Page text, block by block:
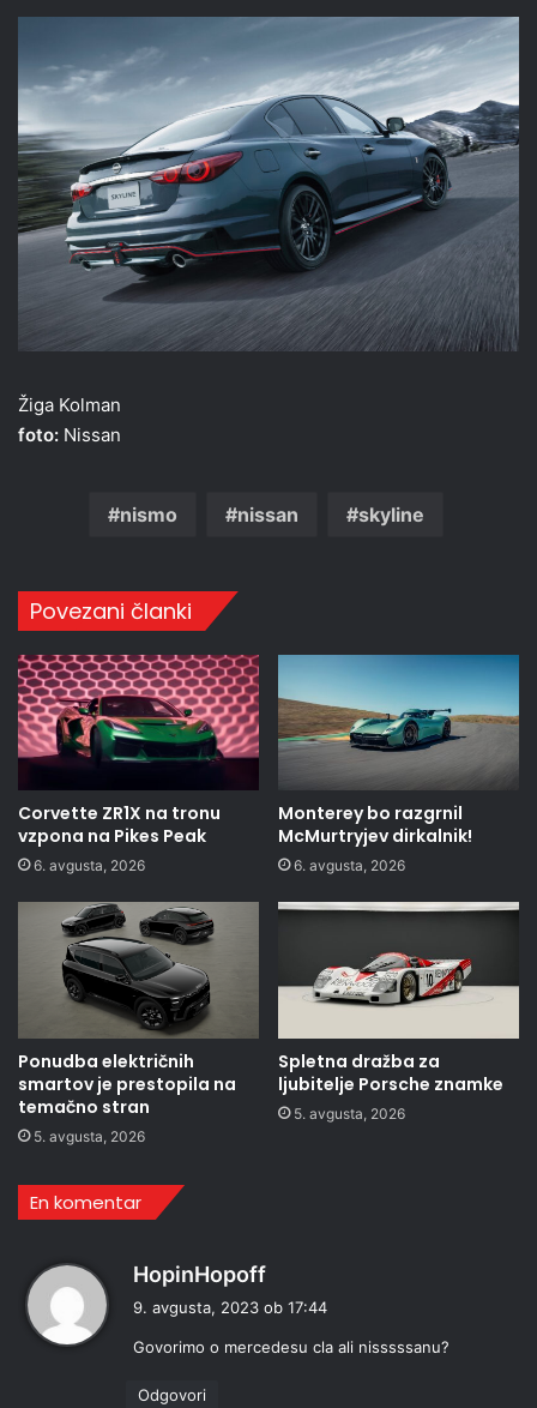
Žiga Kolman
foto: Nissan
nismo nissan skyline
Povezani članki
Corvette ZR1X na tronu
vzpona na Pikes Peak
6. avgusta, 2026
Monterey bo razgrnil
McMurtryjev dirkalnik!
6. avgusta, 2026
Ponudba električnih
smartov je prestopila na
temačno stran
5. avgusta, 2026
Spletna dražba za
ljubitelje Porsche znamke
5. avgusta, 2026
En komentar
HopinHopoff
v
9. avgusta, 2023 ob 17:44
Govorimo o mercedesu cla ali nisssssanu?
Odgovori